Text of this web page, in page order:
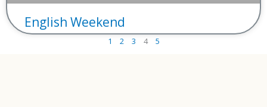
English Weekend
1 2 3 4 5